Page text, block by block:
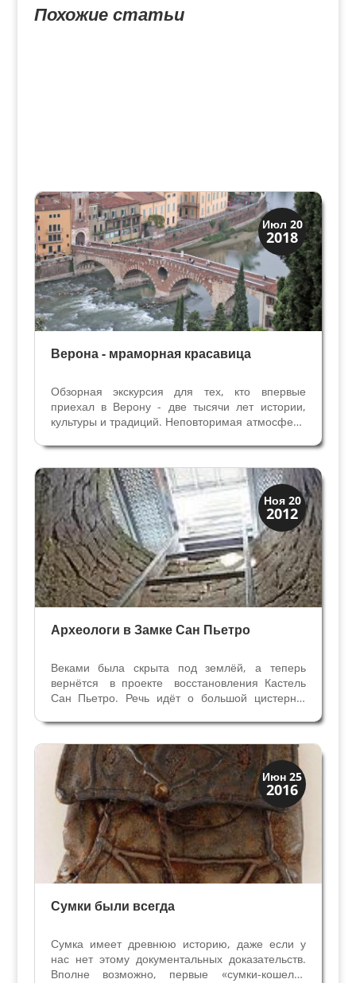
Похожие статьи
Июл 20
2018
Верона
Экскурсии
Верона - мраморная красавица
Обзорная экскурсия для тех, кто впервые
приехал в Верону - две тысячи лет истории,
культуры и традиций. Неповторимая атмосфера
соборов и многочисленных памятников римской
эпохи пронизывает всех в городе влюбленных.
Вас ждут...
Ноя 20
2012
Археология
История
Археологи в Замке Сан Пьетро
Веками была скрыта под землёй, а теперь
вернётся в проекте восстановления Кастель
Сан Пьетро. Речь идёт о большой цистерне,
под замком Сан Пьетро. Глубиной 20 метров и
такой же ширины, инженерное гидравлическое
сооружение...
Июн 25
2016
Мода и ремесла
Традиции
Сумки были всегда
Сумка имеет древнюю историю, даже если у
нас нет этому документальных доказательств.
Вполне возможно, первые «сумки-кошели»